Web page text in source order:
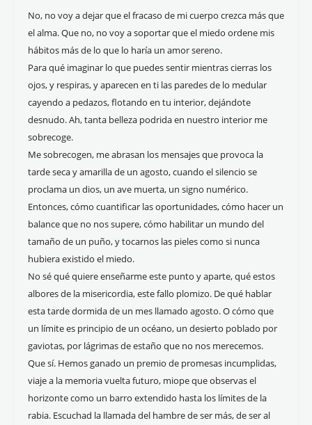
No, no voy a dejar que el fracaso de mi cuerpo crezca más que
el alma. Que no, no voy a soportar que el miedo ordene mis
hábitos más de lo que lo haría un amor sereno.
Para qué imaginar lo que puedes sentir mientras cierras los
ojos, y respiras, y aparecen en ti las paredes de lo medular
cayendo a pedazos, flotando en tu interior, dejándote
desnudo. Ah, tanta belleza podrida en nuestro interior me
sobrecoge.
Me sobrecogen, me abrasan los mensajes que provoca la
tarde seca y amarilla de un agosto, cuando el silencio se
proclama un dios, un ave muerta, un signo numérico.
Entonces, cómo cuantificar las oportunidades, cómo hacer un
balance que no nos supere, cómo habilitar un mundo del
tamaño de un puño, y tocarnos las pieles como si nunca
hubiera existido el miedo.
No sé qué quiere enseñarme este punto y aparte, qué estos
albores de la misericordia, este fallo plomizo. De qué hablar
esta tarde dormida de un mes llamado agosto. O cómo que
un límite es principio de un océano, un desierto poblado por
gaviotas, por lágrimas de estaño que no nos merecemos.
Que sí. Hemos ganado un premio de promesas incumplidas,
viaje a la memoria vuelta futuro, miope que observas el
horizonte como un barro extendido hasta los límites de la
rabia. Escuchad la llamada del hambre de ser más, de ser al